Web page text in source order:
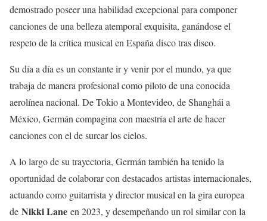
demostrado poseer una habilidad excepcional para componer
canciones de una belleza atemporal exquisita, ganándose el
respeto de la crítica musical en España disco tras disco.
Su día a día es un constante ir y venir por el mundo, ya que
trabaja de manera profesional como piloto de una conocida
aerolínea nacional. De Tokio a Montevideo, de Shanghái a
México, Germán compagina con maestría el arte de hacer
canciones con el de surcar los cielos.
A lo largo de su trayectoria, Germán también ha tenido la
oportunidad de colaborar con destacados artistas internacionales,
actuando como guitarrista y director musical en la gira europea
de Nikki Lane en 2023, y desempeñando un rol similar con la